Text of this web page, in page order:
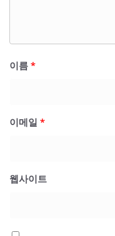
이름*
이메일 *
웹사이트